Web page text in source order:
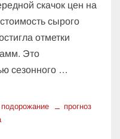
скачок цен на
сырого
отметки
Это
сезонного …
подорожание
прогноз